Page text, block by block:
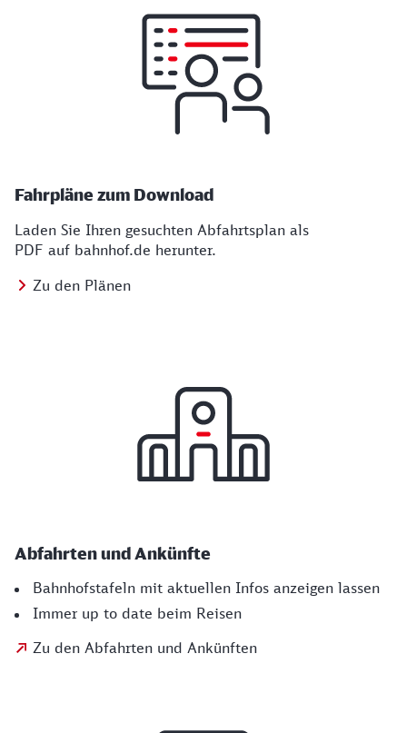
Fahrpläne zum Download
Laden Sie Ihren gesuchten Abfahrtsplan als
PDF auf bahnhof.de herunter.
Zu den Plänen
Abfahrten und Ankünfte
Bahnhofstafeln mit aktuellen Infos anzeigen lassen
Immer up to date beim Reisen
Zu den Abfahrten und Ankünften